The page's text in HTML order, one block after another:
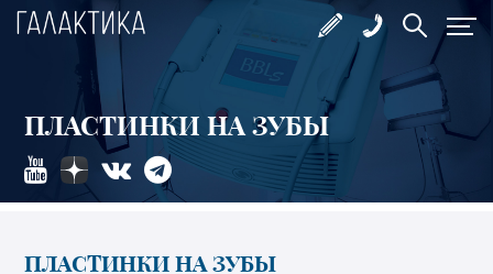
ПЛАСТИНКИ НА ЗУБЫ
ПЛАСТИНКИ НА ЗУБЫ